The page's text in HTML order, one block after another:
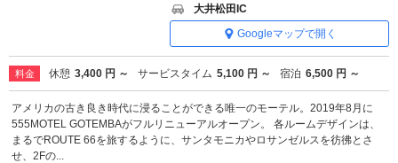
大井松田IC
Googleマップで開く
料金 休憩 3,400 円 ～ サービスタイム 5,100 円 ～ 宿泊 6,500 円 ～
アメリカの古き良き時代に浸ることができる唯一のモーテル。2019年8月に
555MOTEL GOTEMBAがフルリニューアルオープン。 各ルームデザインは、
まるでROUTE 66を旅するように、サンタモニカやロサンゼルスを彷彿とさ
せ、2Fの...